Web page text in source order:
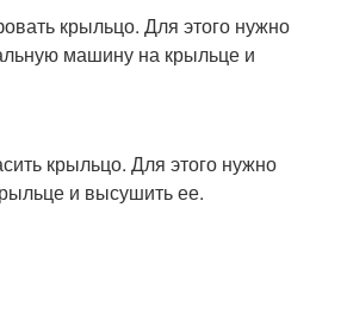
крыльцо. Для этого нужно
машину на крыльце и
крыльцо. Для этого нужно
и высушить ее.